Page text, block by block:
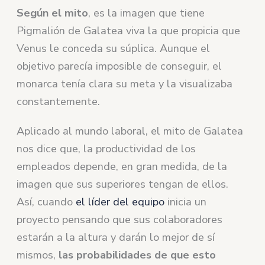
Según el mito, es la imagen que tiene
Pigmalión de Galatea viva la que propicia que
Venus le conceda su súplica. Aunque el
objetivo parecía imposible de conseguir, el
monarca tenía clara su meta y la visualizaba
constantemente.
Aplicado al mundo laboral, el mito de Galatea
nos dice que, la productividad de los
empleados depende, en gran medida, de la
imagen que sus superiores tengan de ellos.
Así, cuando el líder del equipo inicia un
proyecto pensando que sus colaboradores
estarán a la altura y darán lo mejor de sí
mismos, las probabilidades de que esto